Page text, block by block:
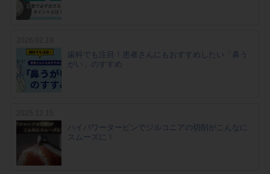
歯科でも注目！患者さんにもおすすめしたい「鼻う
がい」のすすめ
ハイパワータービンでジルコニアの切削がこんなに
スムーズに！